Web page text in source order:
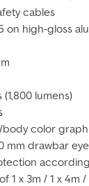
cables
on high-gloss
lumens)
body color
mm drawbar eye
according
1 x 3m / 1 x 4m /